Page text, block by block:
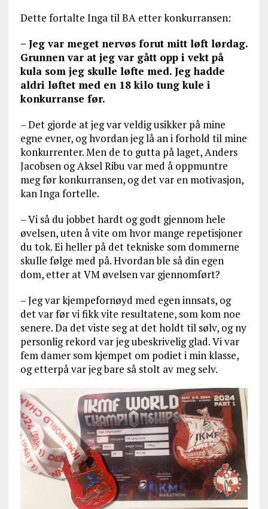
Dette fortalte Inga til BA etter konkurransen:
– Jeg var meget nervøs forut mitt løft lørdag.
Grunnen var at jeg var gått opp i vekt på
kula som jeg skulle løfte med. Jeg hadde
aldri løftet med en 18 kilo tung kule i
konkurranse før.
– Det gjorde at jeg var veldig usikker på mine
egne evner, og hvordan jeg lå an i forhold til mine
konkurrenter. Men de to gutta på laget, Anders
Jacobsen og Aksel Ribu var med å oppmuntre
meg før konkurransen, og det var en motivasjon,
kan Inga fortelle.
– Vi så du jobbet hardt og godt gjennom hele
øvelsen, uten å vite om hvor mange repetisjoner
du tok. Ei heller på det tekniske som dommerne
skulle følge med på. Hvordan ble så din egen
dom, etter at VM øvelsen var gjennomført?
– Jeg var kjempefornøyd med egen innsats, og
det var før vi fikk vite resultatene, som kom noe
senere. Da det viste seg at det holdt til sølv, og ny
personlig rekord var jeg ubeskrivelig glad. Vi var
fem damer som kjempet om podiet i min klasse,
og etterpå var jeg bare så stolt av meg selv.